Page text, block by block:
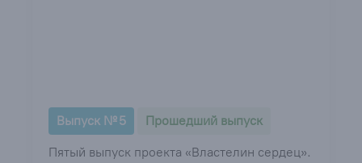
Выпуск № 5 Прошедший выпуск
Пятый выпуск проекта «Властелин сердец».